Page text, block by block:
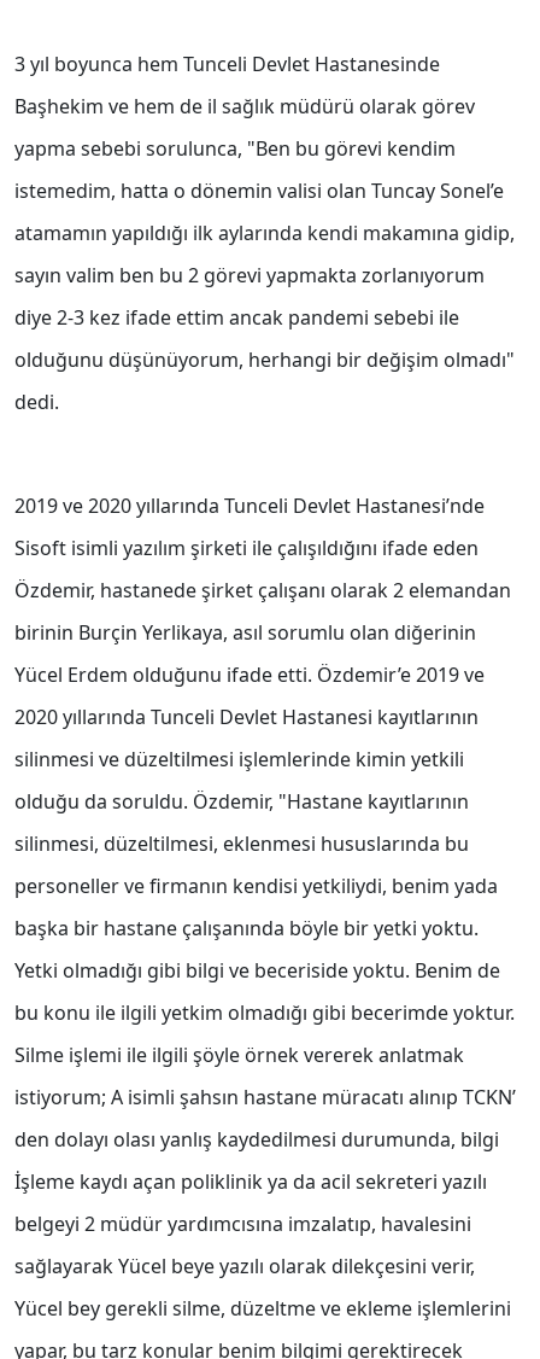
3 yıl boyunca hem Tunceli Devlet Hastanesinde
Başhekim ve hem de il sağlık müdürü olarak görev
yapma sebebi sorulunca, "Ben bu görevi kendim
istemedim, hatta o dönemin valisi olan Tuncay Sonel’e
atamamın yapıldığı ilk aylarında kendi makamına gidip,
sayın valim ben bu 2 görevi yapmakta zorlanıyorum
diye 2-3 kez ifade ettim ancak pandemi sebebi ile
olduğunu düşünüyorum, herhangi bir değişim olmadı"
dedi.
2019 ve 2020 yıllarında Tunceli Devlet Hastanesi’nde
Sisoft isimli yazılım şirketi ile çalışıldığını ifade eden
Özdemir, hastanede şirket çalışanı olarak 2 elemandan
birinin Burçin Yerlikaya, asıl sorumlu olan diğerinin
Yücel Erdem olduğunu ifade etti. Özdemir’e 2019 ve
2020 yıllarında Tunceli Devlet Hastanesi kayıtlarının
silinmesi ve düzeltilmesi işlemlerinde kimin yetkili
olduğu da soruldu. Özdemir, "Hastane kayıtlarının
silinmesi, düzeltilmesi, eklenmesi hususlarında bu
personeller ve firmanın kendisi yetkiliydi, benim yada
başka bir hastane çalışanında böyle bir yetki yoktu.
Yetki olmadığı gibi bilgi ve beceriside yoktu. Benim de
bu konu ile ilgili yetkim olmadığı gibi becerimde yoktur.
Silme işlemi ile ilgili şöyle örnek vererek anlatmak
istiyorum; A isimli şahsın hastane müracatı alınıp TCKN’
den dolayı olası yanlış kaydedilmesi durumunda, bilgi
İşleme kaydı açan poliklinik ya da acil sekreteri yazılı
belgeyi 2 müdür yardımcısına imzalatıp, havalesini
sağlayarak Yücel beye yazılı olarak dilekçesini verir,
Yücel bey gerekli silme, düzeltme ve ekleme işlemlerini
yapar, bu tarz konular benim bilgimi gerektirecek